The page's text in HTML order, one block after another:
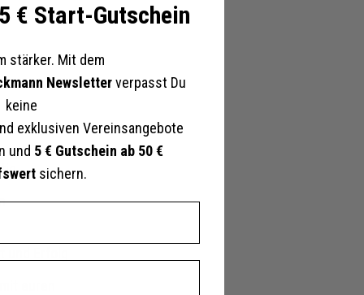
Erfolg
euren
€ Start-Gutschein
stärker. Mit dem
Newsletterverpasst Du
keine
exklusiven Vereinsangebote
und 5 € Gutschein ab 50 €
sichern.